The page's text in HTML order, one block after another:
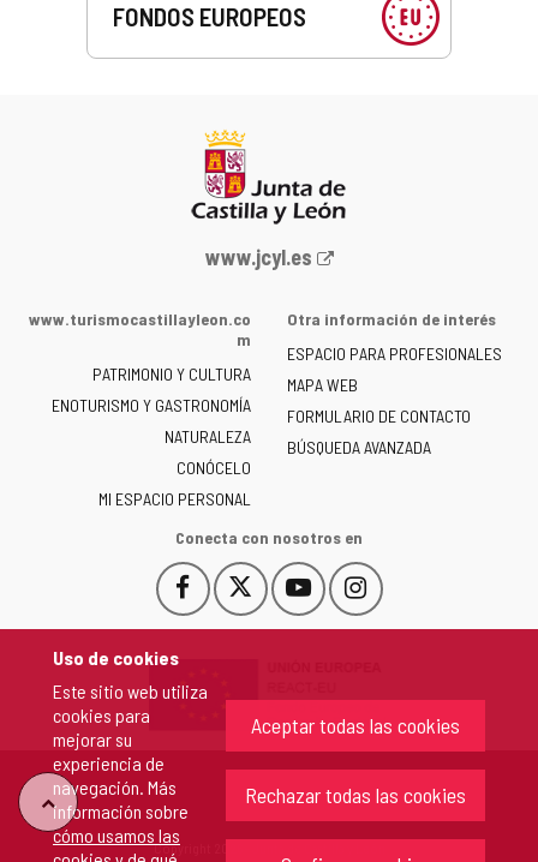
Uso de cookies
Este sitio web utiliza
cookies para
mejorar su
experiencia de
navegación. Más
información sobre
cómo usamos las
Aceptar todas las cookies
Rechazar todas las cookies
FONDOS EUROPEOS
Portal
la
de
Castilla
y
León
-
www.jcyl.es
www.turismocastillayleon.co
m
PATRIMONIO Y CULTURA
ENOTURISMO Y GASTRONOMÍA
NATURALEZA
CONÓCELO
MI ESPACIO PERSONAL
Otra información de interés
ESPACIO PARA PROFESIONALES
MAPA WEB
FORMULARIO DE CONTACTO
BÚSQUEDA AVANZADA
Conecta con nosotros en
Facebook
Este
enlace
en
nueva.
Este
enlace
una
ventana
nueva.
YouTube
Este
enlace
una
nueva.
Instagram
Este
enlace
una
nueva.
"Volver
Copyright 2026 - Junta de Castilla y León